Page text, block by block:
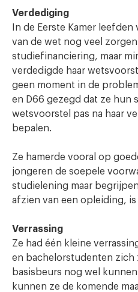
Verdediging
In de Eerste Kamer
van de wet nog veel
studiefinanciering, maar
verdedigde haar
geen moment in de
en D66 gezegd dat ze hun
wetsvoorstel pas na haar
bepalen.
Ze hamerde vooral op
jongeren de soepele
studielening maar
afzien van een opleiding, is
Verrassing
Ze had één kleine
en bachelorstudenten
basisbeurs nog wel
kunnen ze de komende